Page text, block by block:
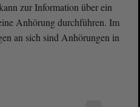
zur Information über ein
Anhörung durchführen. Im
an sich sind Anhörungen in